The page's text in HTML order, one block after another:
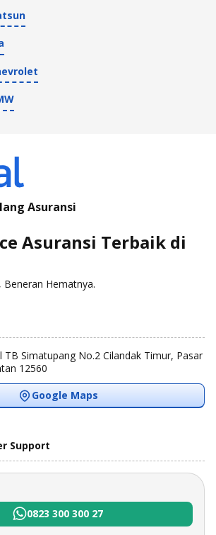
Asuransi
Asuransi Terbaik di
Beneran Hematnya.
TB Simatupang No.2 Cilandak Timur, Pasar
12560
Google Maps
Support
0823 300 300 27